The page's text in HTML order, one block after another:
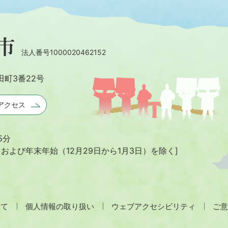
法人番号1000020462152
町3番22号
クセス
分
よび年末年始 （12月29日から1月3日）を除く]
個人情報の取り扱い ウェブアクセシビリティ ご